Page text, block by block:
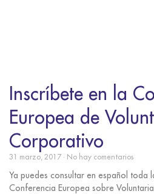
Inscríbete en la
Europea de
Corporativo
31 marzo, 2017 No hay comentarios
Ya puedes consultar en español toda
Conferencia Europea sobre